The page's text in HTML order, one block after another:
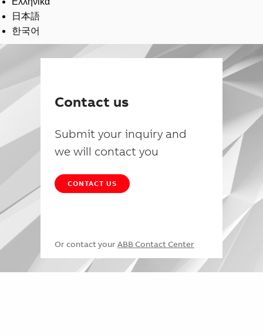
日本語
한국어
Contact us
Submit your inquiry and
we will contact you
CONTACT US
Or contact your ABB Contact Center